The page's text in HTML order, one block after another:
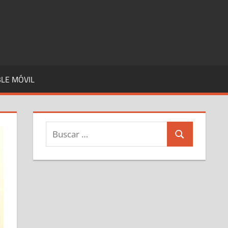
MÓVIL
Buscar:
Buscar